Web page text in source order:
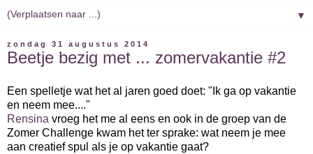
▼
zondag 31 augustus 2014
Beetje bezig met ... zomervakantie #2
Een spelletje wat het al jaren goed doet: "Ik ga op vakantie
en neem mee...."
Rensina vroeg het me al eens en ook in de groep van de
Zomer Challenge kwam het ter sprake: wat neem je mee
aan creatief spul als je op vakantie gaat?